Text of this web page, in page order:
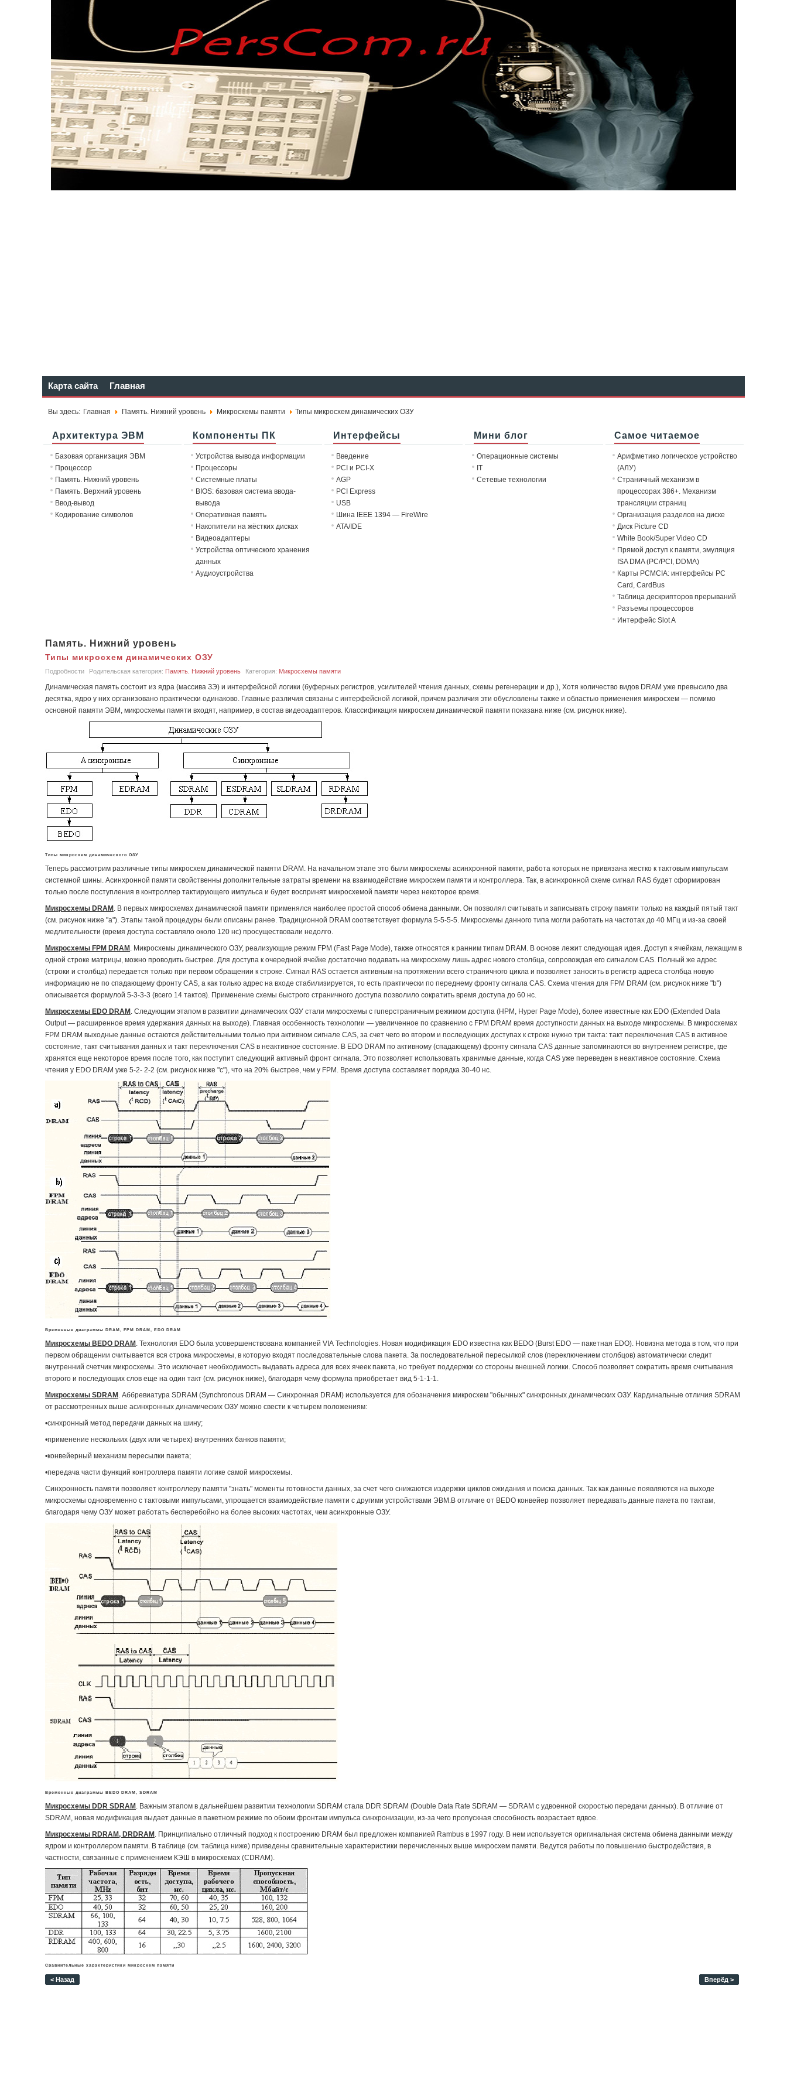
Карта сайта Главная
Вы здесь: Главная Память. Нижний уровень Микросхемы памяти Типы микросхем динамических ОЗУ
Архитектура ЭВМ
Базовая организация ЭВМ
Процессор
Память. Нижний уровень
Память. Верхний уровень
Ввод-вывод
Кодирование символов
Компоненты ПК
Устройства вывода информации
Процессоры
Системные платы
BIOS: базовая система ввода-
вывода
Оперативная память
Накопители на жёстких дисках
Видеоадаптеры
Устройства оптического хранения
данных
Аудиоустройства
Интерфейсы
Введение
PCI и PCI-X
AGP
PCI Express
USB
Шина IEEE 1394 — FireWire
ATA/IDE
Мини блог
Операционные системы
IT
Сетевые технологии
Самое читаемое
Арифметико логическое устройство
(АЛУ)
Страничный механизм в
процессорах 386+. Механизм
трансляции страниц
Организация разделов на диске
Диск Picture CD
White Book/Super Video CD
Прямой доступ к памяти, эмуляция
ISA DMA (PC/PCI, DDMA)
Карты PCMCIA: интерфейсы PC
Card, CardBus
Таблица дескрипторов прерываний
Разъемы процессоров
Интерфейс Slot A
Память. Нижний уровень
Типы микросхем динамических ОЗУ
Подробности Родительская категория: Память. Нижний уровень Категория: Микросхемы памяти
Динамическая память состоит из ядра (массива ЗЭ) и интерфейсной логики (буферных регистров, усилителей чтения данных, схемы регенерации и др.), Хотя количество видов DRAM уже превысило два
десятка, ядро у них организовано практически одинаково. Главные различия связаны с интерфейсной логикой, причем различия эти обусловлены также и областью применения микросхем — помимо
основной памяти ЭВМ, микросхемы памяти входят, например, в состав видеоадаптеров. Классификация микросхем динамической памяти показана ниже (см. рисунок ниже).
Типы микросхем динамического ОЗУ
Теперь рассмотрим различные типы микросхем динамической памяти DRAM. На начальном этапе это были микросхемы асинхронной памяти, работа которых не привязана жестко к тактовым импульсам
системной шины. Асинхронной памяти свойственны дополнительные затраты времени на взаимодействие микросхем памяти и контроллера. Так, в асинхронной схеме сигнал RAS будет сформирован
только после поступления в контроллер тактирующего импульса и будет воспринят микросхемой памяти через некоторое время.
Микросхемы DRAM . В первых микросхемах динамической памяти применялся наиболее простой способ обмена данными. Он позволял считывать и записывать строку памяти только на каждый пятый такт
(см. рисунок ниже "a"). Этапы такой процедуры были описаны ранее. Традиционной DRAM соответствует формула 5-5-5-5. Микросхемы данного типа могли работать на частотах до 40 МГц и из-за своей
медлительности (время доступа составляло около 120 нс) просуществовали недолго.
Микросхемы FРМ DRAM . Микросхемы динамического ОЗУ, реализующие режим FPM (Fast Page Mode), также относятся к ранним типам DRAM. В основе лежит следующая идея. Доступ к ячейкам, лежащим в
одной строке матрицы, можно проводить быстрее. Для доступа к очередной ячейке достаточно подавать на микросхему лишь адрес нового столбца, сопровождая его сигналом CAS. Полный же адрес
(строки и столбца) передается только при первом обращении к строке. Сигнал RAS остается активным на протяжении всего страничного цикла и позволяет заносить в регистр адреса столбца новую
информацию не по спадающему фронту CAS, а как только адрес на входе стабилизируется, то есть практически по переднему фронту сигнала CAS. Схема чтения для FPM DRAM (см. рисунок ниже "b")
описывается формулой 5-3-3-3 (всего 14 тактов). Применение схемы быстрого страничного доступа позволило сократить время доступа до 60 нс.
Микросхемы EDO DRAM . Следующим этапом в развитии динамических ОЗУ стали микросхемы с гuперстраничным режимом доступа (НРМ, Нурег Page Mode), более известные как EDO (Extended Data
Output — расширенное время удержания данных на выходе). Главная особенность технологии — увеличенное по cpaвнению с FPM DRAM время доступности данных на выходе микросхемы. В микросхемах
FPM DRAM выходные данные остаются действительными только при активном сигнале CAS, за счет чего во втором и последующих доступах к строке нужно три такта: такт переключения CAS в активное
состояние, такт считывания данных и такт переключения CAS в неактивное состояние. В EDO DRAM по активному (спадающему) фронту сигнала CAS данные запоминаются во внутреннем регистре, где
хранятся еще некоторое время после того, как поступит следующий активный фронт сигнала. Это позволяет использовать хранимые данные, когда CAS уже переведен в неактивное состояние. Схема
чтения у EDO DRAM уже 5-2- 2-2 (см. рисунок ниже "c"), что на 20% быстрее, чем у FPM. Время доступа составляет порядка 30-40 нс.
Временные диаграммы DRAM, FPM DRAM, EDO DRAM
Микросхемы BEDO DRAM . Технология EDO была усовершенствована компанией VIА Technologies. Новая модификация EDO известна как BEDO (Burst EDO — пакетная EDO). Новизна метода в том, что при
первом обращении считывается вся строка микросхемы, в которую входят последовательные слова пакета. За последовательной пересылкой слов (переключением столбцов) автоматически следит
внутренний счетчик микросхемы. Это исключает необходимость выдавать адреса для всех ячеек пакета, но требует поддержки со стороны внешней логики. Способ позволяет сократить время считывания
второго и последующих слов еще на один такт (см. рисунок ниже), благодаря чему формула приобретает вид 5-1-1-1.
Микросхемы SDRAM . Аббревиатура SDRAM (Sуnchrоnous DRAM — Синхронная DRAM) используется для обозначения микросхем "обычных" синхронных динамических ОЗУ. Кардинальные отличия SDRAM
от рассмотренных выше асинхронных динамических ОЗУ можно свести к четырем положениям:
•синхронный метод передачи данных на шину;
•применение нескольких (двух или четырех) внутренних банков памяти;
•конвейерный механизм пересылки пакета;
•передача части функций контроллера памяти логике самой микросхемы.
Синхронность памяти позволяет контроллеру памяти "знать" моменты готовности данных, за счет чего снижаются издержки циклов ожидания и поиска данных. Так как данные появляются на выходе
микросхемы одновременно с тактовыми импульсами, упрощается взаимодействие памяти с другими устройствами ЭВМ.В отличие от ВЕDО конвейер позволяет передавать данные пакета по тактам,
благодаря чему ОЗУ может работать бесперебойно на более высоких частотах, чем асинхронные ОЗУ.
Временные диаграммы BEDO DRAM, SDRAM
Микросхемы DDR SDRAM . Важным этапом в дальнейшем развитии технологии SDRAM стала DDR SDRAM (Double Data Rate SDRAM — SDRAM с удвоенной скоростью передачи данных). В отличие от
SDRAM, новая модификация выдает данные в пакетном режиме по обоим фронтам импульса синхронизации, из-за чего пропускная способность возрастает вдвое.
Микросхемы RDRAM, DRDRAM . Принципиально отличный подход к построению DRAM был предложен компанией Rambus в 1997 году. В нем используется оригинальная система обмена данными между
ядром и контроллером памяти. В таблице (см. таблица ниже) приведены сравнительные характеристики перечисленных выше микросхем памяти. Ведутся работы по повышению быстродействия, в
частности, связанные с применением КЭШ в микросхемах (CDRAM).
Сравнительные характеристики микросхем памяти
< Назад Вперёд >